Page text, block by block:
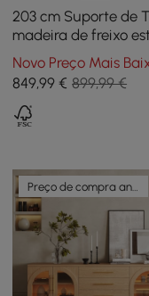
203 cm Suporte de
madeira de freixo
de nogueira com
Novo Preço Mais
849,99 € 899,99 €